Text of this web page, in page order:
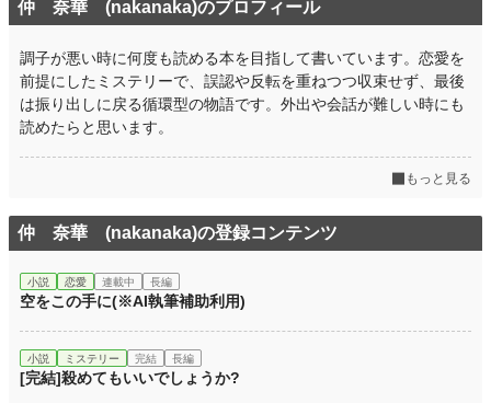
仲 奈華 (nakanaka)のプロフィール
調子が悪い時に何度も読める本を目指して書いています。恋愛を
前提にしたミステリーで、誤認や反転を重ねつつ収束せず、最後
は振り出しに戻る循環型の物語です。外出や会話が難しい時にも
読めたらと思います。
もっと見る
仲 奈華 (nakanaka)の登録コンテンツ
小説 恋愛 連載中 長編
空をこの手に(※AI執筆補助利用)
小説 ミステリー 完結 長編
[完結]殺めてもいいでしょうか?